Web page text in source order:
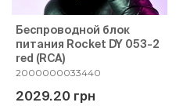
Беспроводной блок
питания Rocket DY 053-2
red (RCA)
2000000033440
2029.20 грн